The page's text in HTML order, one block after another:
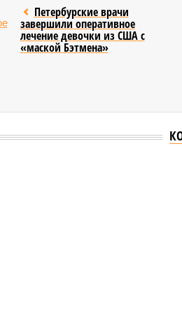
Петербурские врачи
завершили оперативное
лечение девочки из США с
«маской Бэтмена»